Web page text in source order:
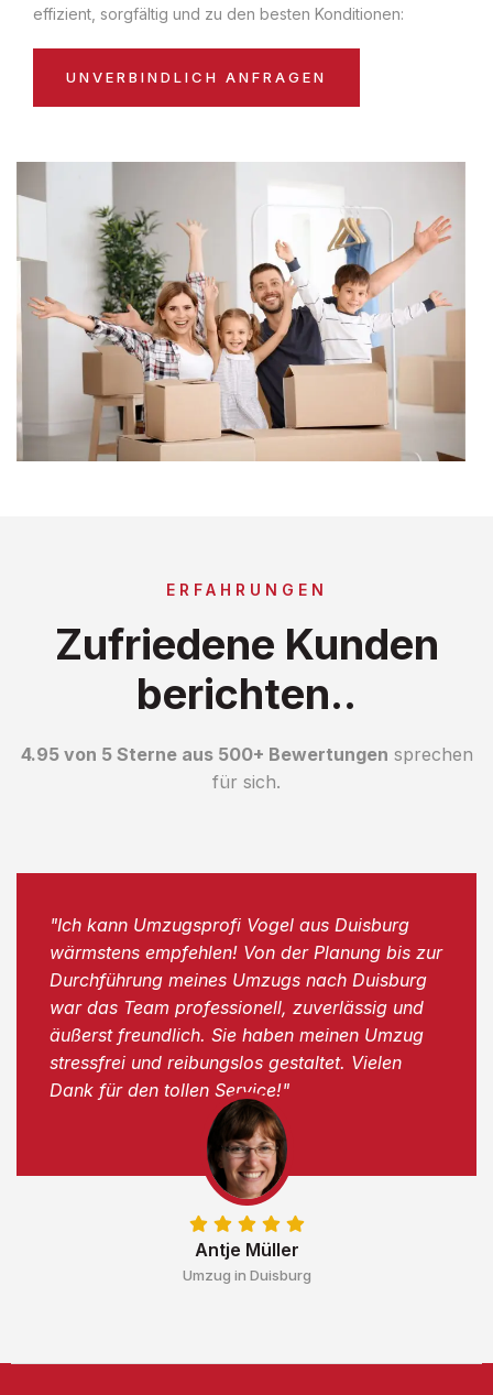
effizient, sorgfältig und zu den besten Konditionen:
UNVERBINDLICH ANFRAGEN
ERFAHRUNGEN
Zufriedene Kunden
berichten..
4.95 von 5 Sterne aus 500+ Bewertungen sprechen
für sich.
Antje Müller
Umzug in Duisburg
"Ich kann Umzugsprofi Vogel aus Duisburg
wärmstens empfehlen! Von der Planung bis zur
Durchführung meines Umzugs nach Duisburg
war das Team professionell, zuverlässig und
äußerst freundlich. Sie haben meinen Umzug
stressfrei und reibungslos gestaltet. Vielen
Dank für den tollen Service!"